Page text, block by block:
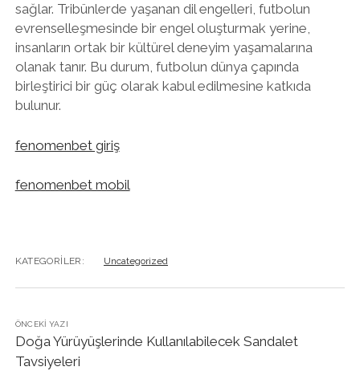
sağlar. Tribünlerde yaşanan dil engelleri, futbolun
evrenselleşmesinde bir engel oluşturmak yerine,
insanların ortak bir kültürel deneyim yaşamalarına
olanak tanır. Bu durum, futbolun dünya çapında
birleştirici bir güç olarak kabul edilmesine katkıda
bulunur.
fenomenbet giriş
fenomenbet mobil
KATEGORILER: Uncategorized
ÖNCEKI YAZI
Doğa Yürüyüşlerinde Kullanılabilecek Sandalet
Tavsiyeleri